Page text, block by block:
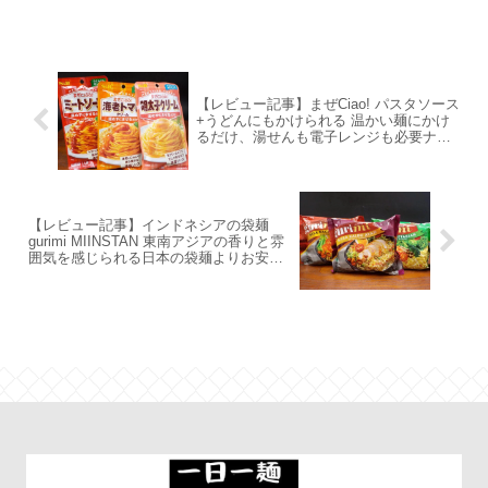
【レビュー記事】まぜCiao! パスタソース
+うどんにもかけられる 温かい麺にかけ
るだけ、湯せんも電子レンジも必要ナッ
【レビュー記事】インドネシアの袋麺
gurimi MIINSTAN 東南アジアの香りと雰
囲気を感じられる日本の袋麺よりお安い